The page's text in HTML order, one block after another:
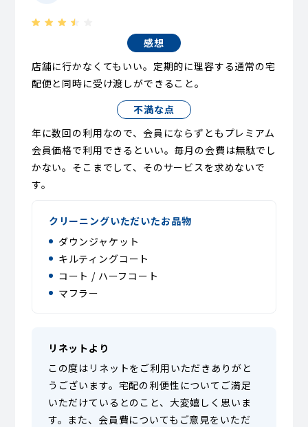
感想
店舗に行かなくてもいい。定期的に理容する通常の宅
配便と同時に受け渡しができること。
不満な点
年に数回の利用なので、会員にならずともプレミアム
会員価格で利用できるといい。毎月の会費は無駄でし
かない。そこまでして、そのサービスを求めないで
す。
クリーニングいただいたお品物
ダウンジャケット
キルティングコート
コート / ハーフコート
マフラー
リネットより
この度はリネットをご利用いただきありがと
うございます。宅配の利便性についてご満足
いただけているとのこと、大変嬉しく思いま
す。また、会員費についてもご意見をいただ